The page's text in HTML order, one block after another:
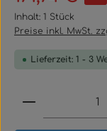
Inhalt: 1 Stück
Preise inkl. MwSt.
Lieferzeit: 1 - 3
Produkt